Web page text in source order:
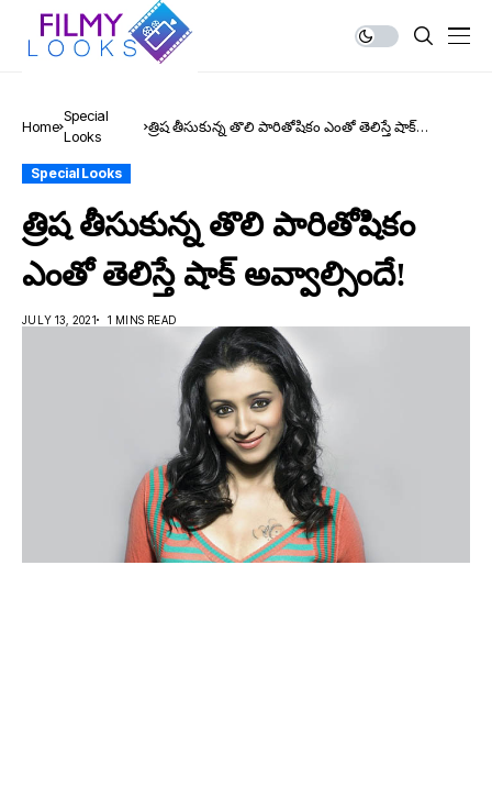
Home
Special
Looks
త్రిష తీసుకున్న తొలి పారితోషికం ఎంతో తెలిస్తే షాక్
Special Looks
త్రిష తీసుకున్న తొలి పారితోషికం
ఎంతో తెలిస్తే షాక్ అవ్వాల్సిందే!
JULY 13, 2021 1 MINS READ